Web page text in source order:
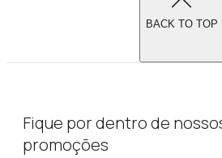
BACK TO TOP
Fique por dentro de
promoções